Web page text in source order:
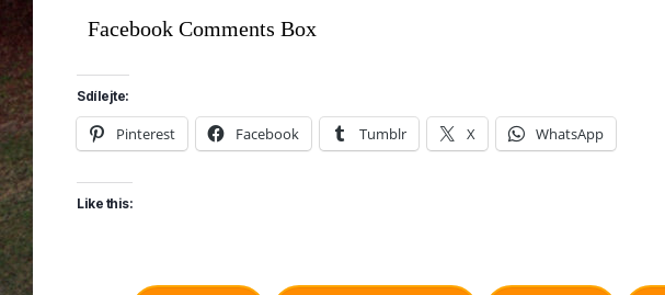
Facebook Comments Box
Sdílejte:
Pinterest Facebook Tumblr X WhatsApp
Like this: